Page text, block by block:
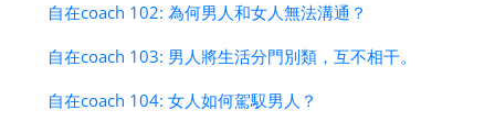
自在coach 102: 為何男人和女人無法溝通？
自在coach 103: 男人將生活分門別類，互不相干。
自在coach 104: 女人如何駕馭男人？